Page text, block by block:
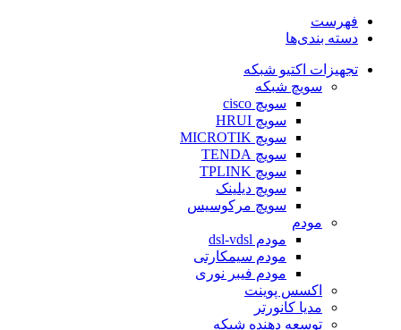
فهرست
دسته بندی‌ها
تجهیزات اکتیو شبکه
سویچ شبکه
سویچ cisco
سویچ HRUI
سویچ MICROTIK
سویچ TENDA
سویچ TPLINK
سویچ دیلینک
سویچ مرکوسیس
مودم
مودم dsl-vdsl
مودم سیمکارتی
مودم فیبر نوری
اکسس پوینت
مدیا کانورتر
توسعه دهنده شبکه